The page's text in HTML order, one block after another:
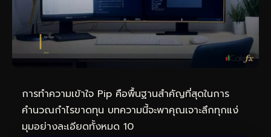
การทำความเข้าใจ Pip คือพื้นฐานสำคัญที่สุดในการ
คำนวณกำไรขาดทุน บทความนี้จะพาคุณเจาะลึกทุกแง่
มุมอย่างละเอียดทั้งหมด 10